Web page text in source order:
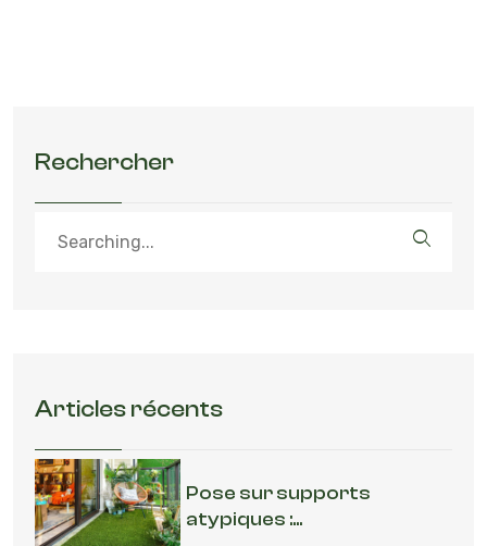
Rechercher
Articles récents
Pose sur supports
atypiques :...